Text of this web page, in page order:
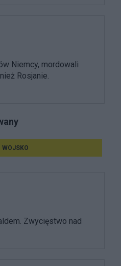
Niemcy, mordowali
Rosjanie.
WOJSKO
Zwycięstwo nad